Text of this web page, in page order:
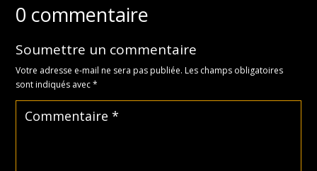
0 commentaire
Soumettre un commentaire
Votre adresse e-mail ne sera pas publiée. Les champs obligatoires
sont indiqués avec*